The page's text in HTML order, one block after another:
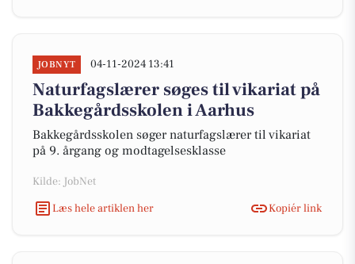
JOBNYT 04-11-2024 13:41
Naturfagslærer søges til vikariat på
Bakkegårdsskolen i Aarhus
Bakkegårdsskolen søger naturfagslærer til vikariat
på 9. årgang og modtagelsesklasse
Kilde: JobNet
Læs hele artiklen her
Kopiér link